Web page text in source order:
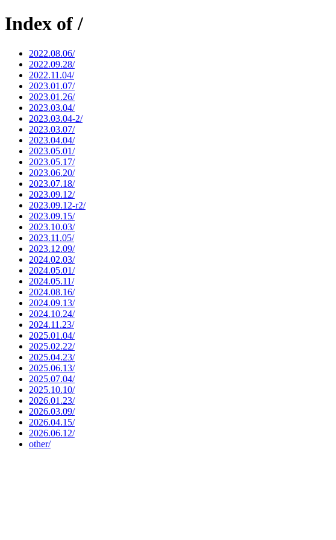
Index of /
2022.08.06/
2022.09.28/
2022.11.04/
2023.01.07/
2023.01.26/
2023.03.04/
2023.03.04-2/
2023.03.07/
2023.04.04/
2023.05.01/
2023.05.17/
2023.06.20/
2023.07.18/
2023.09.12/
2023.09.12-r2/
2023.09.15/
2023.10.03/
2023.11.05/
2023.12.09/
2024.02.03/
2024.05.01/
2024.05.11/
2024.08.16/
2024.09.13/
2024.10.24/
2024.11.23/
2025.01.04/
2025.02.22/
2025.04.23/
2025.06.13/
2025.07.04/
2025.10.10/
2026.01.23/
2026.03.09/
2026.04.15/
2026.06.12/
other/